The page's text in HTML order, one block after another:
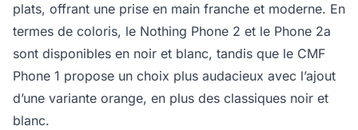
plats, offrant une prise en main franche et moderne. En
termes de coloris, le Nothing Phone 2 et le Phone 2a
sont disponibles en noir et blanc, tandis que le CMF
Phone 1 propose un choix plus audacieux avec l’ajout
d’une variante orange, en plus des classiques noir et
blanc.